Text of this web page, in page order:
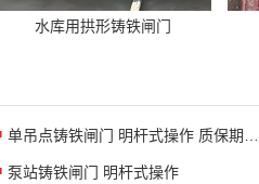
水库用拱形铸铁闸门
单吊点铸铁闸门 明杆式操作 质保期内漏水维修
泵站铸铁闸门 明杆式操作